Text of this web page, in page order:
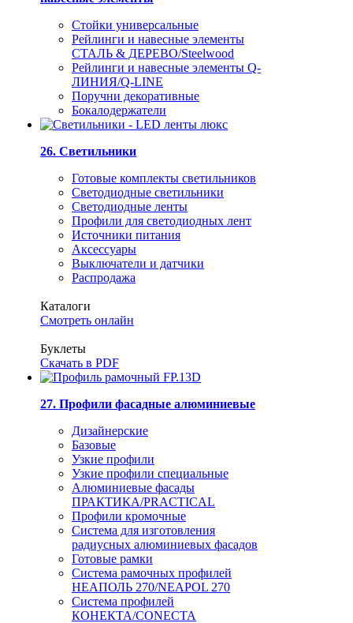
Стойки универсальные
Рейлинги и навесные элементы
СТАЛЬ & ДЕРЕВО/Steelwood
Рейлинги и навесные элементы Q-
ЛИНИЯ/Q-LINE
Поручни декоративные
Бокалодержатели
26. Светильники
Готовые комплекты светильников
Светодиодные светильники
Светодиодные ленты
Профили для светодиодных лент
Источники питания
Аксессуары
Выключатели и датчики
Распродажа
Каталоги
Смотреть онлайн
Буклеты
Скачать в PDF
27. Профили фасадные алюминиевые
Дизайнерские
Базовые
Узкие профили
Узкие профили специальные
Алюминиевые фасады
ПРАКТИКА/PRACTICAL
Профили кромочные
Система для изготовления
радиусных алюминиевых фасадов
Готовые рамки
Система рамочных профилей
НЕАПОЛЬ 270/NEAPOL 270
Система профилей
КОНЕКТА/CONECTA